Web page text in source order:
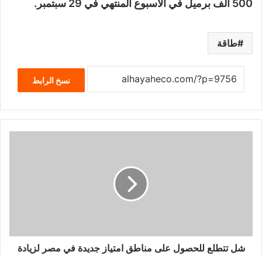
500 ألف برميل في الأسبوع المنتهي في 29 سبتمبر.
طاقة
نسخ الرابط
شل تتطلع للحصول على مناطق امتياز جديدة في مصر لزيادة